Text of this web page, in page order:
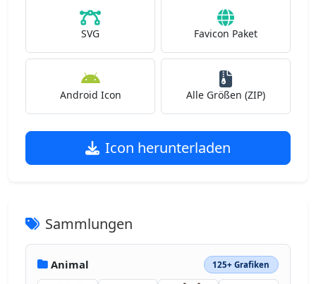
SVG Favicon Paket
Android Icon Alle Größen (ZIP)
Icon herunterladen
Sammlungen
Animal 125+ Grafiken